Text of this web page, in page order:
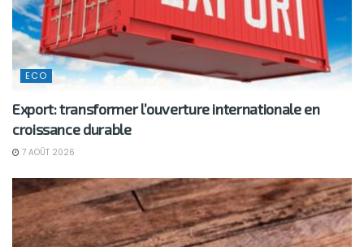
ECO
Export: transformer l’ouverture internationale en
croissance durable
7 AOÛT 2026